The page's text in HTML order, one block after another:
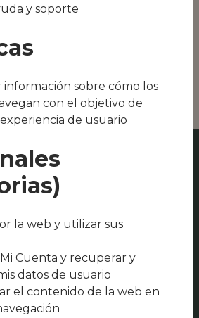
la y soporte
información sobre cómo los
con el objetivo de
de usuario
la web y utilizar sus
Cuenta y recuperar y
datos de usuario
el contenido de la web en